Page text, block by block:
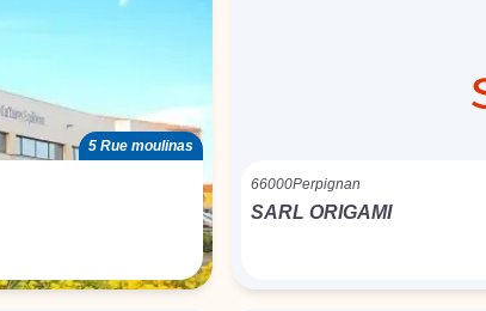
5 Rue moulinas
66000Perpignan
SARL ORIGAMI